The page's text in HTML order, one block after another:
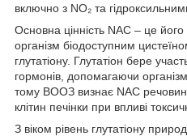
включно з NO₂ та
Основна цінність NAC – це його
організм біодоступним
глутатіону. Глутатіон бере
гормонів, допомагаючи
тому ВООЗ визнає NAC
клітин печінки при впливі
З віком рівень глутатіону